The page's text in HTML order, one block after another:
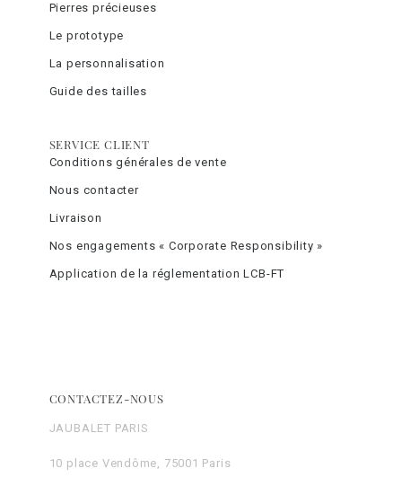
Pierres précieuses
Le prototype
La personnalisation
Guide des tailles
SERVICE CLIENT
Conditions générales de vente
Nous contacter
Livraison
Nos engagements « Corporate Responsibility »
Application de la réglementation LCB-FT
CONTACTEZ-NOUS
JAUBALET PARIS
10 place Vendôme, 75001 Paris